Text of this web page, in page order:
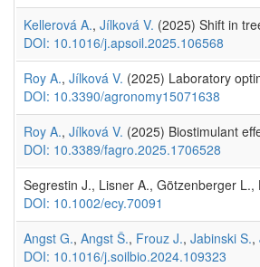
Kellerová A., Jílková V. (2025) Shift in
DOI: 10.1016/j.apsoil.2025.106568
Roy A., Jílková V. (2025) Laboratory
DOI: 10.3390/agronomy15071638
Roy A., Jílková V. (2025) Biostimulant
DOI: 10.3389/fagro.2025.1706528
Segrestin J., Lisner A., Götzenberger L.,
DOI: 10.1002/ecy.70091
Angst G., Angst Š., Frouz J., Jabinski S.,
DOI: 10.1016/j.soilbio.2024.109323